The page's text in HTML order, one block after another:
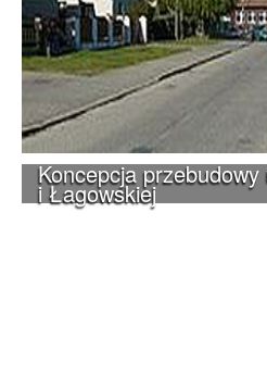
Koncepcja
i Łagowskiej